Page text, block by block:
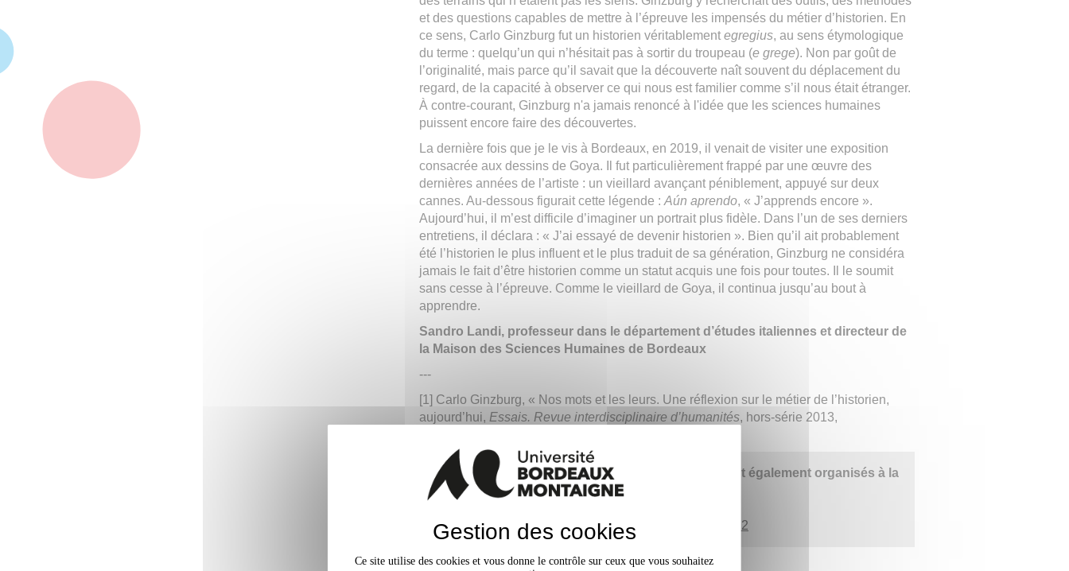
et des questions capables de mettre à l’épreuve les impensés du métier d’historien. En
ce sens, Carlo Ginzburg fut un historien véritablement egregius, au sens étymologique
du terme : quelqu’un qui n’hésitait pas à sortir du troupeau (e grege). Non par goût de
l’originalité, mais parce qu’il savait que la découverte naît souvent du déplacement du
regard, de la capacité à observer ce qui nous est familier comme s’il nous était étranger.
À contre-courant, Ginzburg n'a jamais renoncé à l'idée que les sciences humaines
puissent encore faire des découvertes.
La dernière fois que je le vis à Bordeaux, en 2019, il venait de visiter une exposition
consacrée aux dessins de Goya. Il fut particulièrement frappé par une œuvre des
dernières années de l’artiste : un vieillard avançant péniblement, appuyé sur deux
cannes. Au-dessous figurait cette légende : Aún aprendo, « J’apprends encore ».
Aujourd’hui, il m’est difficile d’imaginer un portrait plus fidèle. Dans l’un de ses derniers
entretiens, il déclara : « J’ai essayé de devenir historien ». Bien qu’il ait probablement
été l’historien le plus influent et le plus traduit de sa génération, Ginzburg ne considéra
jamais le fait d’être historien comme un statut acquis une fois pour toutes. Il le soumit
sans cesse à l’épreuve. Comme le vieillard de Goya, il continua jusqu’au bout à
apprendre.
Sandro Landi, professeur dans le département d’études italiennes et directeur de
la Maison des Sciences Humaines de Bordeaux
---
[1] Carlo Ginzburg, « Nos mots et les leurs. Une réflexion sur le métier de l’historien,
aujourd’hui, Essais. Revue interdisciplinaire d’humanités, hors-série 2013,
Un hommage et une sélection de ses ouvrages sont également organisés à la
Bibliothèque Rigoberta Menchú.
(Re)voir lacérémonie honoris causa du 25 octobre 2012
Gestion des cookies
Ce site utilise des cookies et vous donne le contrôle sur ceux que vous souhaitez